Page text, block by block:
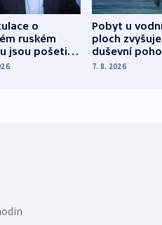
o
ruském
jsou pošetilé,
Pobyt u
ploch zvyšuje
duševní
ukázala
7. 8. 2026